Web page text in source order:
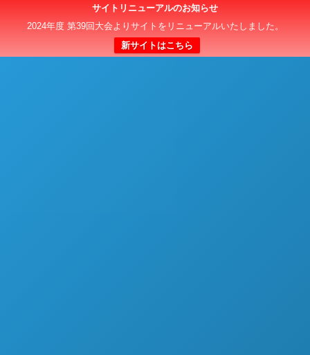
サイトリニューアルのお知らせ
2024年度 第39回大会よりサイトをリニューアルいたしました。
新サイトはこちら
日本クラブユースサッカー選手権（U-15）大会